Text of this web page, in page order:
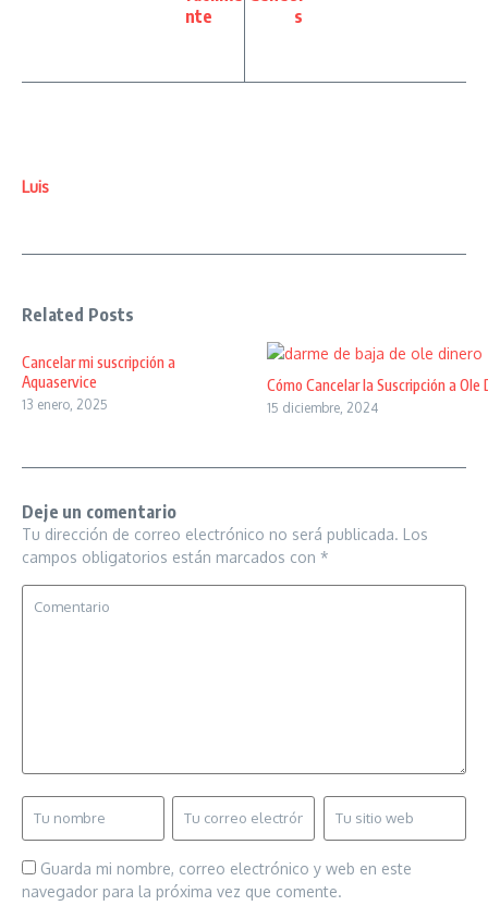
nte
s
Luis
Related Posts
Cancelar mi suscripción a
Aquaservice
13 enero, 2025
Cómo Cancelar la Suscripción a Ole
15 diciembre, 2024
Deje un comentario
Tu dirección de correo electrónico no será publicada. Los
campos obligatorios están marcados con *
Guarda mi nombre, correo electrónico y web en este
navegador para la próxima vez que comente.